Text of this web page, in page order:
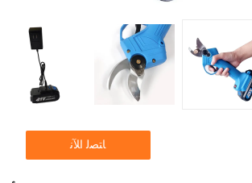
ﺎﺘﺼﻟ ﺍﻶﻧ